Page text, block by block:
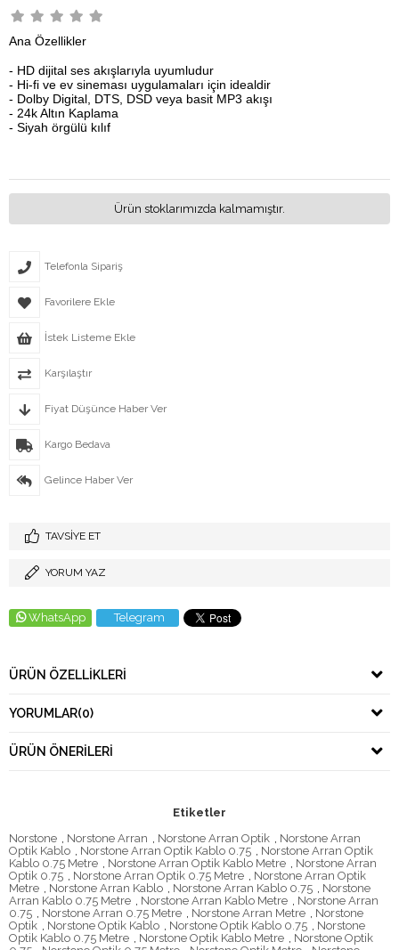
Ana Özellikler
- HD dijital ses akışlarıyla uyumludur
- Hi-fi ve ev sineması uygulamaları için idealdir
- Dolby Digital, DTS, DSD veya basit MP3 akışı
- 24k Altın Kaplama
- Siyah örgülü kılıf
Ürün stoklarımızda kalmamıştır.
Telefonla Sipariş
Favorilere Ekle
İstek Listeme Ekle
Karşılaştır
Fiyat Düşünce Haber Ver
Kargo Bedava
Gelince Haber Ver
TAVSIYE ET
YORUM YAZ
WhatsApp Telegram
ÜRÜN ÖZELLIKLERI
YORUMLAR(0)
ÜRÜN ÖNERILERI
Etiketler
Norstone , Norstone Arran , Norstone Arran Optik , Norstone Arran
Optik Kablo , Norstone Arran Optik Kablo 0.75 , Norstone Arran Optik
Kablo 0.75 Metre , Norstone Arran Optik Kablo Metre , Norstone Arran
Optik 0.75 , Norstone Arran Optik 0.75 Metre , Norstone Arran Optik
Metre , Norstone Arran Kablo , Norstone Arran Kablo 0.75 , Norstone
Arran Kablo 0.75 Metre , Norstone Arran Kablo Metre , Norstone Arran
0.75 , Norstone Arran 0.75 Metre , Norstone Arran Metre , Norstone
Optik , Norstone Optik Kablo , Norstone Optik Kablo 0.75 , Norstone
Optik Kablo 0.75 Metre , Norstone Optik Kablo Metre , Norstone Optik